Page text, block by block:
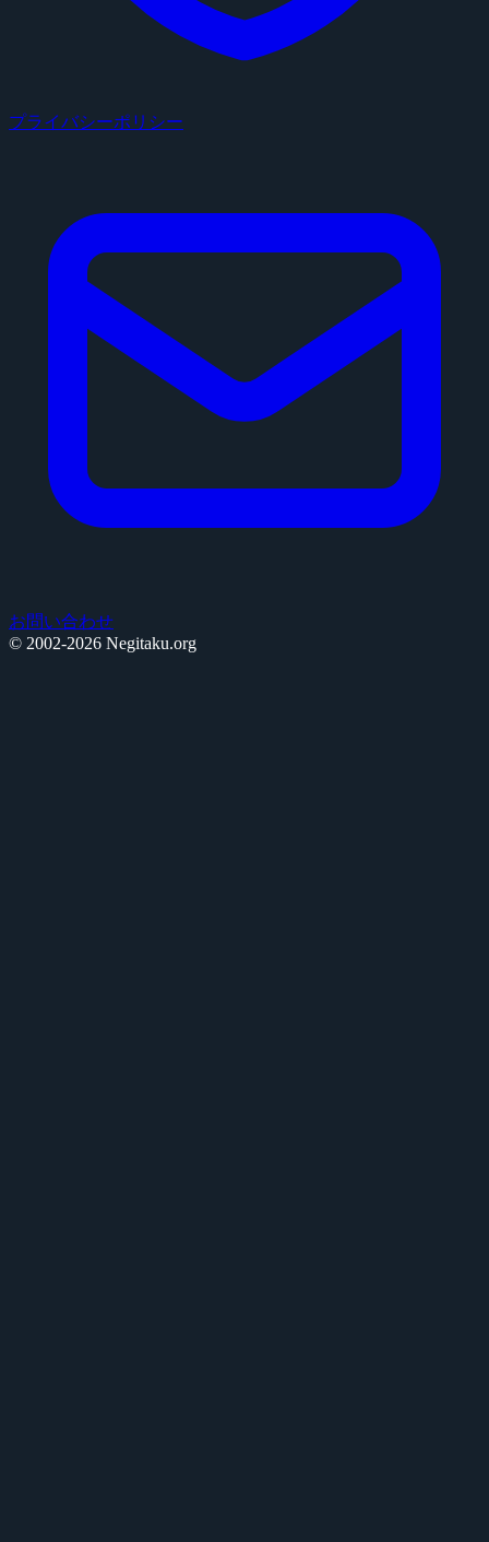
プライバシーポリシー
お問い合わせ
© 2002-2026 Negitaku.org